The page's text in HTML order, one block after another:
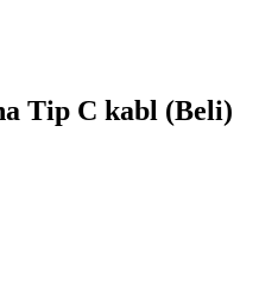
Tip C kabl (Beli)